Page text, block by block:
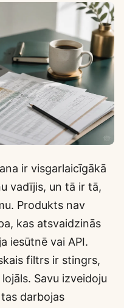
ir visgarlaicīgākā
vadījis, un tā ir tā,
Produkts nav
kas atsvaidzinās
iesūtnē vai API.
filtrs ir stingrs,
Savu izveidoju
darbojas